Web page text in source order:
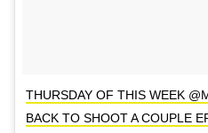
THURSDAY OF THIS WEEK
BACK TO SHOOT A COUPLE